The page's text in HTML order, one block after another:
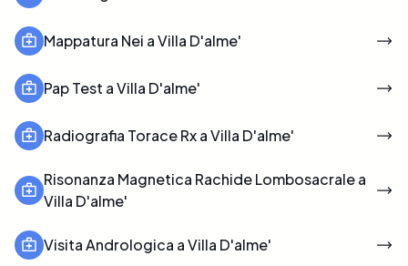
Mappatura Nei a Villa D'alme'
Pap Test a Villa D'alme'
Radiografia Torace Rx a Villa D'alme'
Risonanza Magnetica Rachide Lombosacrale a
Villa D'alme'
Visita Andrologica a Villa D'alme'